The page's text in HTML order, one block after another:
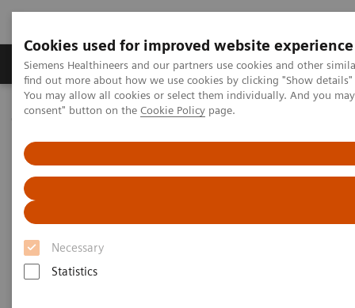
Cookies used for improved website experience
Siemens Healthineers and our partners use cookies and other
find out more about how we use cookies by clicking "Show
You may allow all cookies or select them individually. And you
consent" button on the Cookie Policy page.
Necessary
Statistics
Продукція та сервіси Клінічні галузі
Домашня Медична візуалізація
Мамографія
History of breast biopsy
09.06.2018